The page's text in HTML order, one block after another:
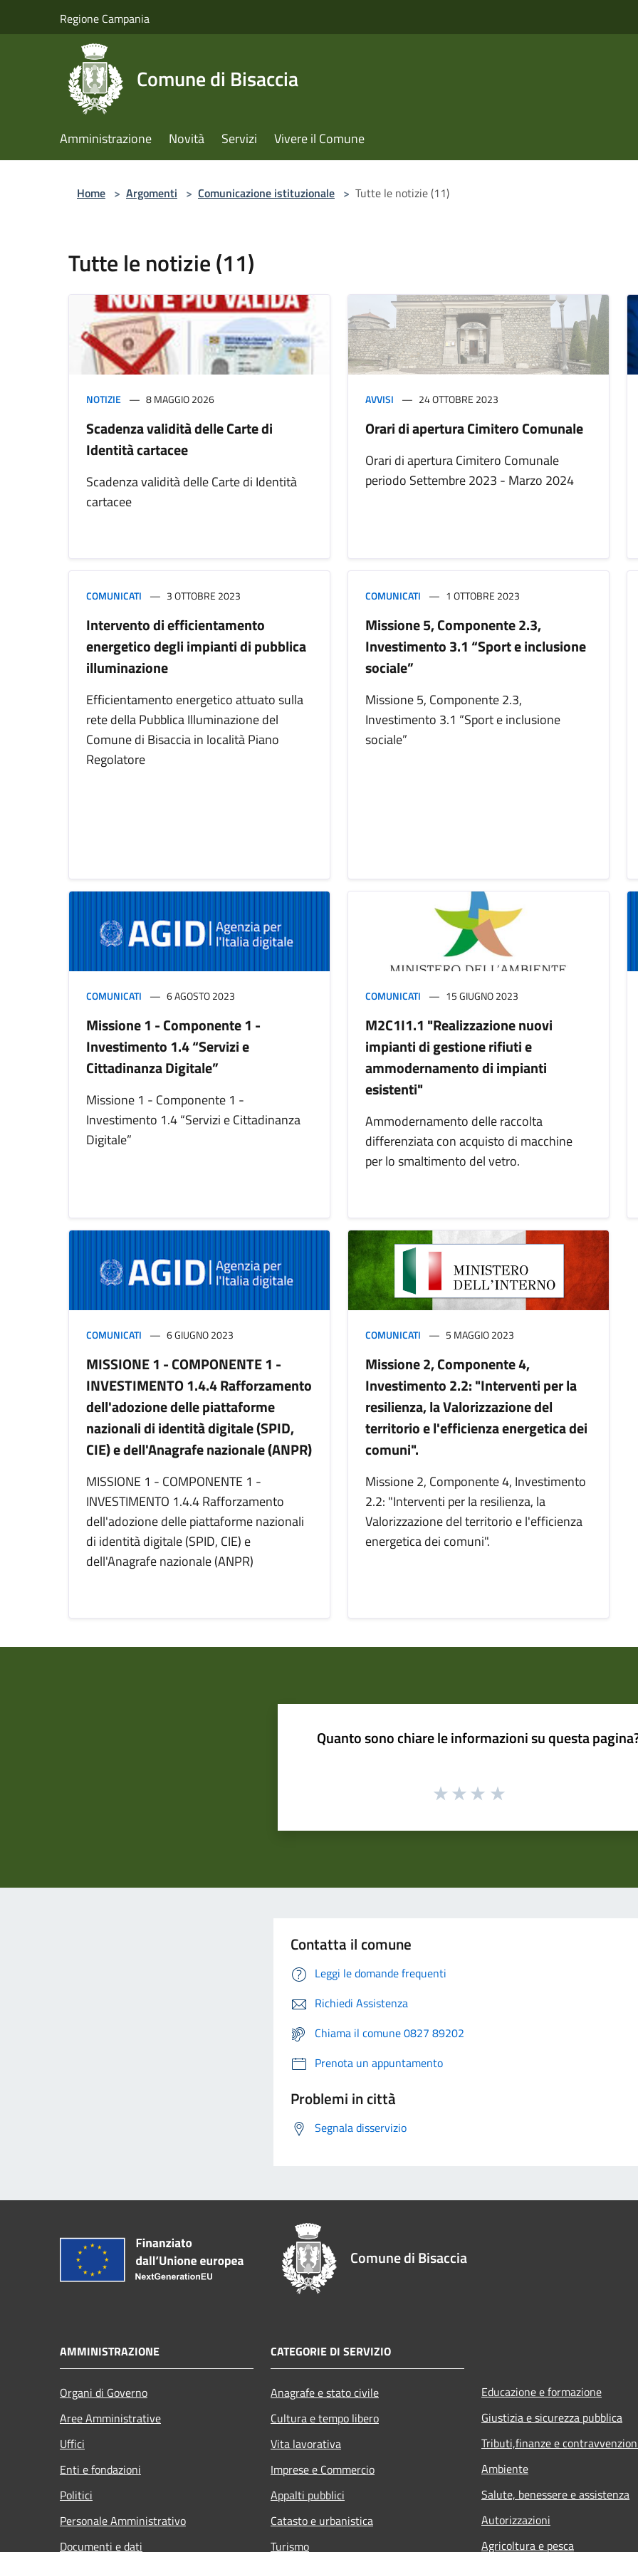
Regione Campania
Comune di Bisaccia
Amministrazione Novità Servizi Vivere il Comune
Home > Argomenti > Comunicazione istituzionale > Tutte le notizie (11)
Tutte le notizie (11)
NOTIZIE 8 MAGGIO 2026
Scadenza validità delle Carte di
Identità cartacee
Scadenza validità delle Carte di Identità
cartacee
AVVISI 24 OTTOBRE 2023
Orari di apertura Cimitero Comunale
Orari di apertura Cimitero Comunale
periodo Settembre 2023 - Marzo 2024
COMUNICATI 3 OTTOBRE 2023
Intervento di efficientamento
energetico degli impianti di pubblica
illuminazione
Efficientamento energetico attuato sulla
rete della Pubblica Illuminazione del
Comune di Bisaccia in località Piano
Regolatore
COMUNICATI 1 OTTOBRE 2023
Missione 5, Componente 2.3,
Investimento 3.1 “Sport e inclusione
sociale”
Missione 5, Componente 2.3,
Investimento 3.1 “Sport e inclusione
sociale”
COMUNICATI 6 AGOSTO 2023
Missione 1 - Componente 1 -
Investimento 1.4 “Servizi e
Cittadinanza Digitale”
Missione 1 - Componente 1 -
Investimento 1.4 “Servizi e Cittadinanza
Digitale”
COMUNICATI 15 GIUGNO 2023
M2C1I1.1 "Realizzazione nuovi
impianti di gestione rifiuti e
ammodernamento di impianti
esistenti"
Ammodernamento delle raccolta
differenziata con acquisto di macchine
per lo smaltimento del vetro.
COMUNICATI 6 GIUGNO 2023
MISSIONE 1 - COMPONENTE 1 -
INVESTIMENTO 1.4.4 Rafforzamento
dell'adozione delle piattaforme
nazionali di identità digitale (SPID,
CIE) e dell'Anagrafe nazionale (ANPR)
MISSIONE 1 - COMPONENTE 1 -
INVESTIMENTO 1.4.4 Rafforzamento
dell'adozione delle piattaforme nazionali
di identità digitale (SPID, CIE) e
dell'Anagrafe nazionale (ANPR)
COMUNICATI 5 MAGGIO 2023
Missione 2, Componente 4,
Investimento 2.2: "Interventi per la
resilienza, la Valorizzazione del
territorio e l'efficienza energetica dei
comuni".
Missione 2, Componente 4, Investimento
2.2: "Interventi per la resilienza, la
Valorizzazione del territorio e l'efficienza
energetica dei comuni".
Quanto sono chiare le informazioni su questa
Contatta il comune
Leggi le domande frequenti
Richiedi Assistenza
Chiama il comune 0827 89202
Prenota un appuntamento
Problemi in città
Segnala disservizio
Comune di Bisaccia
AMMINISTRAZIONE
Organi di Governo
Aree Amministrative
Uffici
Enti e fondazioni
Politici
Personale Amministrativo
Documenti e dati
CATEGORIE DI SERVIZIO
Anagrafe e stato civile
Cultura e tempo libero
Vita lavorativa
Imprese e Commercio
Appalti pubblici
Catasto e urbanistica
Turismo
Educazione e formazione
Giustizia e sicurezza pubblica
Tributi,finanze e
Ambiente
Salute, benessere e assistenza
Autorizzazioni
Agricoltura e pesca